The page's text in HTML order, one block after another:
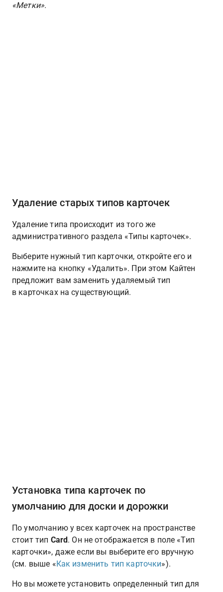
«Метки».
Удаление старых типов карточек
Удаление типа происходит из того же
административного раздела «Типы карточек».
Выберите нужный тип карточки, откройте его и
нажмите на кнопку «Удалить». При этом Кайтен
предложит вам заменить удаляемый тип
в карточках на существующий.
Установка типа карточек по
умолчанию для доски и дорожки
По умолчанию у всех карточек на пространстве
стоит тип Card. Он не отображается в поле «Тип
карточки», даже если вы выберите его вручную
(см. выше «Как изменить тип карточки»).
Но вы можете установить определенный тип для